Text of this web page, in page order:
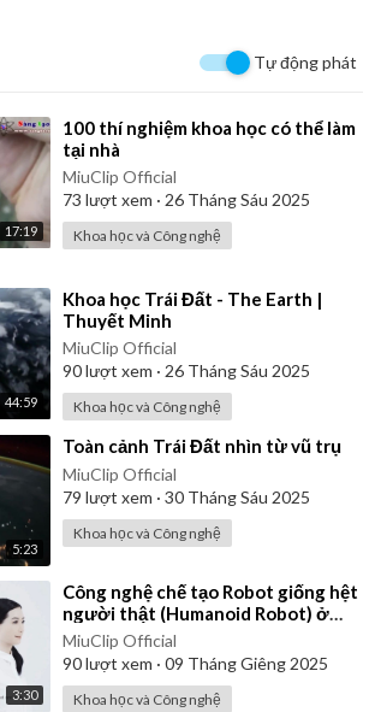
Tự động phát
17:19
⁣100 thí nghiệm khoa học có thể làm
tại nhà
MiuClip Official
73 lượt xem · 26 Tháng Sáu 2025
Khoa học và Công nghệ
44:59
⁣Khoa học Trái Đất - The Earth |
Thuyết Minh
MiuClip Official
90lượt xem · 26 Tháng Sáu 2025
Khoa học và Công nghệ
5:23
⁣Toàn cảnh Trái Đất nhìn từ vũ trụ
MiuClip Official
79 lượt xem · 30 Tháng Sáu 2025
Khoa học và Công nghệ
3:30
⁣Công nghệ chế tạo Robot giống hệt
người thật (Humanoid Robot) ở
Nhật Bản năm 2014
MiuClip Official
90lượt xem · 09 Tháng Giêng 2025
Khoa học và Công nghệ